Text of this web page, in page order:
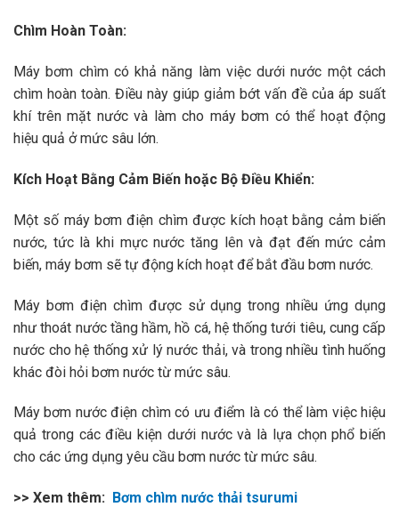
Chìm Hoàn Toàn:
Máy bơm chìm có khả năng làm việc dưới nước một cách
chìm hoàn toàn. Điều này giúp giảm bớt vấn đề của áp suất
khí trên mặt nước và làm cho máy bơm có thể hoạt động
hiệu quả ở mức sâu lớn.
Kích Hoạt Bằng Cảm Biến hoặc Bộ Điều Khiển:
Một số máy bơm điện chìm được kích hoạt bằng cảm biến
nước, tức là khi mực nước tăng lên và đạt đến mức cảm
biến, máy bơm sẽ tự động kích hoạt để bắt đầu bơm nước.
Máy bơm điện chìm được sử dụng trong nhiều ứng dụng
như thoát nước tầng hầm, hồ cá, hệ thống tưới tiêu, cung cấp
nước cho hệ thống xử lý nước thải, và trong nhiều tình huống
khác đòi hỏi bơm nước từ mức sâu.
Máy bơm nước điện chìm có ưu điểm là có thể làm việc hiệu
quả trong các điều kiện dưới nước và là lựa chọn phổ biến
cho các ứng dụng yêu cầu bơm nước từ mức sâu.
>> Xem thêm: Bơm chìm nước thải tsurumi